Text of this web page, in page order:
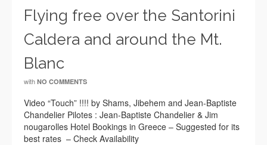
Flying free over the Santorini
Caldera and around the Mt.
Blanc
with NO COMMENTS
Video “Touch” !!!! by Shams, Jibehem and Jean-Baptiste
Chandelier Pilotes : Jean-Baptiste Chandelier & Jim
nougarolles Hotel Bookings in Greece – Suggested for its
best rates – Check Availability